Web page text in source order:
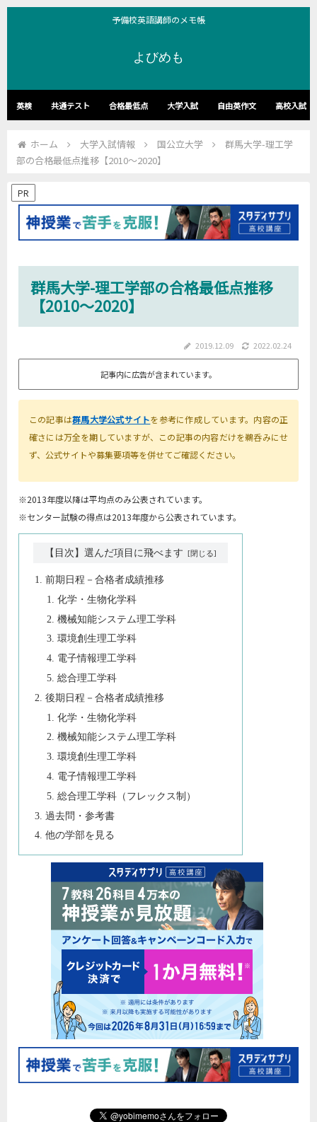
予備校英語講師のメモ帳
よびめも
英検 共通テスト 合格最低点 大学入試 自由英作文 高校入試
ホーム 大学入試情報 国公立大学
群馬大学-理工学
部の合格最低点推移【2010～2020】
PR
群馬大学-理工学部の合格最低点推移
【2010～2020】
2019.12.09 2022.02.24
記事内に広告が含まれています。
この記事は群馬大学公式サイトを参考に作成しています。内容の正
確さには万全を期していますが、この記事の内容だけを鵜呑みにせ
ず、公式サイトや募集要項等を併せてご確認ください。
※2013年度以降は平均点のみ公表されています。
※センター試験の得点は2013年度から公表されています。
【目次】選んだ項目に飛べます
前期日程－合格者成績推移
化学・生物化学科
機械知能システム理工学科
環境創生理工学科
電子情報理工学科
総合理工学科
後期日程－合格者成績推移
化学・生物化学科
機械知能システム理工学科
環境創生理工学科
電子情報理工学科
総合理工学科（フレックス制）
過去問・参考書
他の学部を見る